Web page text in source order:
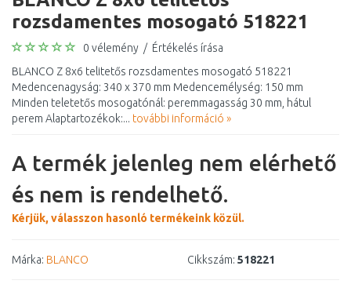
rozsdamentes mosogató 518221
0 vélemény / Értékelés írása
BLANCO Z 8x6 telitetős rozsdamentes mosogató 518221
Medencenagyság: 340 x 370 mm Medencemélység: 150 mm
Minden teletetős mosogatónál: peremmagasság 30 mm, hátul
perem Alaptartozékok:... további információ »
A termék jelenleg nem elérhető
és nem is rendelhető.
Kérjük, válasszon hasonló termékeink közül.
Márka: BLANCO Cikkszám: 518221